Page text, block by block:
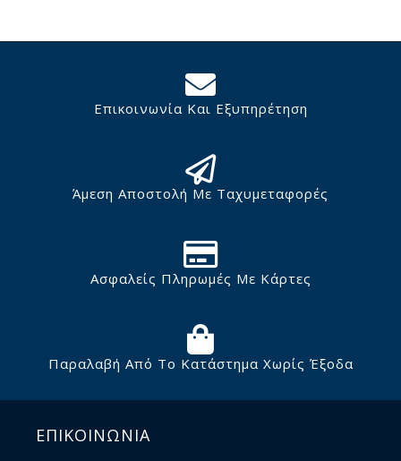
Επικοινωνία Και Εξυπηρέτηση
Άμεση Αποστολή Με Ταχυμεταφορές
Ασφαλείς Πληρωμές Με Κάρτες
Παραλαβή Από Το Κατάστημα Χωρίς Έξοδα
ΕΠΙΚΟΙΝΩΝΙΑ